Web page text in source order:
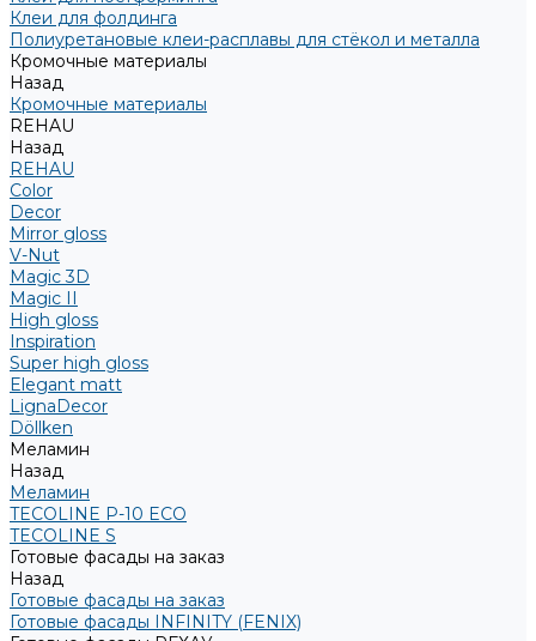
Клеи для фолдинга
Полиуретановые клеи-расплавы для стёкол и металла
Кромочные материалы
Назад
Кромочные материалы
REHAU
Назад
REHAU
Color
Decor
Mirror gloss
V-Nut
Magic 3D
Magic II
High gloss
Inspiration
Super high gloss
Elegant matt
LignaDecor
Döllken
Меламин
Назад
Меламин
TECOLINE P-10 ECO
TECOLINE S
Готовые фасады на заказ
Назад
Готовые фасады на заказ
Готовые фасады INFINITY (FENIX)